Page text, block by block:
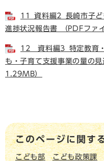
11_資料編2_長崎市子
進捗状況報告書 （PDFファ
12 資料編3_特定教育
も・子育て支援事業の量の
1.29MB）
このページに関す
こども部 こども政策課